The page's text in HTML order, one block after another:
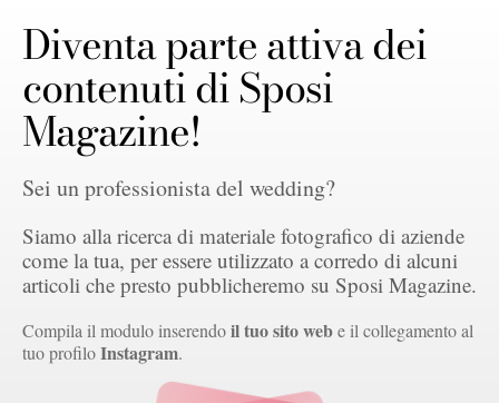
Diventa parte attiva dei
contenuti di Sposi
Magazine!
Sei un professionista del wedding?
Siamo alla ricerca di materiale fotografico di aziende
come la tua, per essere utilizzato a corredo di alcuni
articoli che presto pubblicheremo su Sposi Magazine.
Compila il modulo inserendoil tuo sito webe il collegamento al
tuo profiloInstagram.